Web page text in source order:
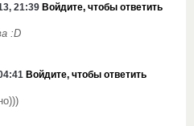
21:39 Войдите, чтобы ответить
:D
Войдите, чтобы ответить